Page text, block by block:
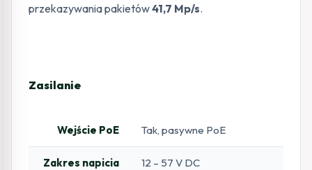
przekazywania pakietów41,7 Mp/s.
Zasilanie
Wejście PoE Tak, pasywne PoE
Zakres napicia
12 – 57 V DC